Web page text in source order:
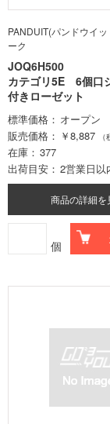
PANDUIT(パンドウイ
ーク
JOQ6H500
カテゴリ5E 6個口
付きローゼット
標準価格
オープン
販売価格
￥8,887 （
在庫
377
出荷目安
2営業日以
商品の詳細を
個